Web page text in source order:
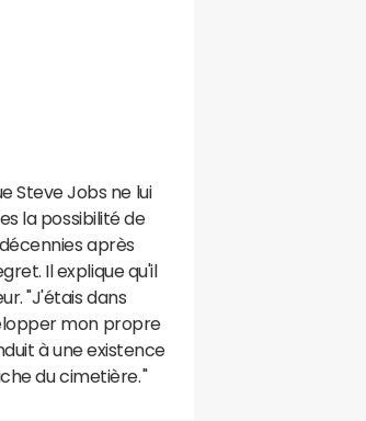
Steve Jobs ne lui
la possibilité de
après
Il explique qu'il
"J'étais dans
mon propre
à une existence
du cimetière. "